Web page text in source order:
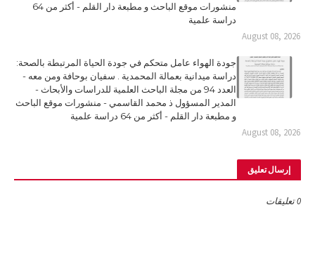
منشورات موقع الباحث و مطبعة دار القلم - أكثر من 64
دراسة علمية
August 08, 2026
جودة الهواء عامل متحكم في جودة الحياة المرتبطة بالصحة:
دراسة ميدانية بعمالة المحمدية . سفيان بوحافة ومن معه -
العدد 94 من مجلة الباحث العلمية للدراسات والأبحاث -
المدير المسؤول ذ محمد القاسمي - منشورات موقع الباحث
و مطبعة دار القلم - أكثر من 64 دراسة علمية
August 08, 2026
إرسال تعليق
0 تعليقات